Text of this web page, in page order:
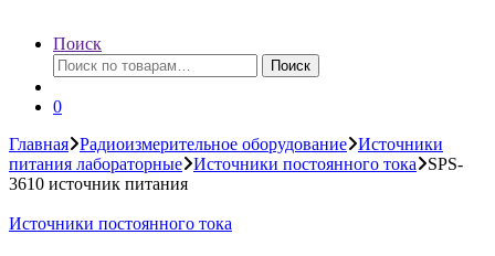
Поиск
Искать:
Поиск
0
Главная Радиоизмерительное оборудование Источники
питания лабораторные Источники постоянного тока
SPS-
3610 источник питания
Источники постоянного тока